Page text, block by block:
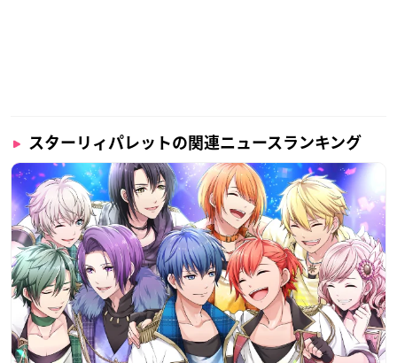
スターリィパレットの関連ニュースランキング